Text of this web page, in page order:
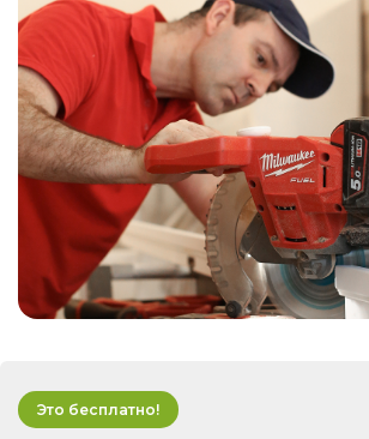
Это бесплатно!